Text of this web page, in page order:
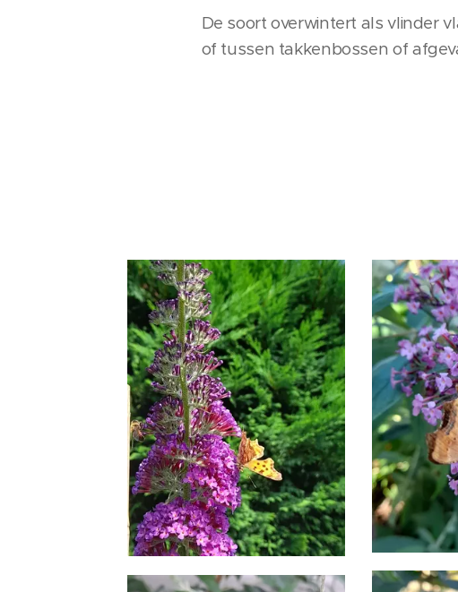
De soort overwintert als vlinder
of tussen takkenbossen of